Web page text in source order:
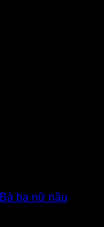
Bà ba nữ nâu